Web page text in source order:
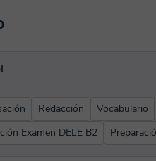
Redacción Vocabulario
Examen DELE B2